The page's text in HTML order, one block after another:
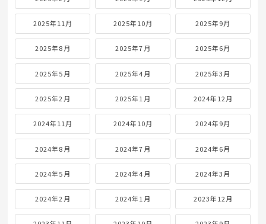
アーカイブ
2026年8月 2026年7月 2026年6月
2026年5月 2026年4月 2026年3月
2026年2月 2026年1月 2025年12月
2025年11月 2025年10月 2025年9月
2025年8月 2025年7月 2025年6月
2025年5月 2025年4月 2025年3月
2025年2月 2025年1月 2024年12月